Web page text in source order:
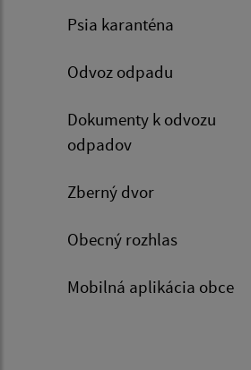
Psia karanténa
Odvoz odpadu
Dokumenty k odvozu
odpadov
Zberný dvor
Obecný rozhlas
Mobilná aplikácia obce